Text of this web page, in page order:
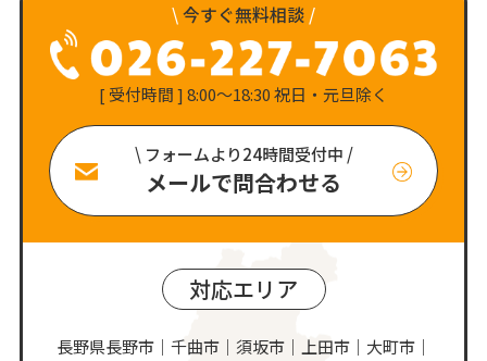
\今すぐ無料相談 /
[ 受付時間 ] 8:00〜18:30 祝日・元旦除く
\ フォームより24時間受付中 /
メールで問合わせる
対応エリア
長野県長野市｜千曲市｜須坂市｜上田市｜大町市｜